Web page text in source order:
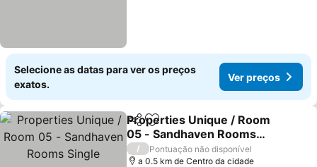
Selecione as datas para ver os preços
exatos.
Ver preços
PartilharAdicionar aos favoritos
Properties Unique / Room
05 - Sandhaven Rooms
Single
Ver preços
/
Pontuação não disponível
a 0.5 km de Centro da cidade